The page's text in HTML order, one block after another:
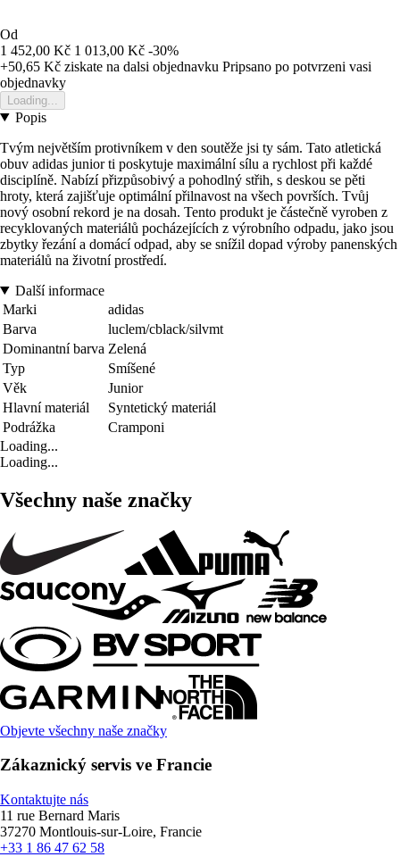
Od
1 452,00 Kč 1 013,00 Kč -30%
+50,65 Kč ziskate na dalsi objednavku Pripsano po potvrzeni vasi
objednavky
Loading...
Popis
Tvým největším protivníkem v den soutěže jsi ty sám. Tato atletická
obuv adidas junior ti poskytuje maximální sílu a rychlost při každé
disciplíně. Nabízí přizpůsobivý a pohodlný střih, s deskou se pěti
hroty, která zajišťuje optimální přilnavost na všech površích. Tvůj
nový osobní rekord je na dosah. Tento produkt je částečně vyroben z
recyklovaných materiálů pocházejících z výrobního odpadu, jako jsou
zbytky řezání a domácí odpad, aby se snížil dopad výroby panenských
materiálů na životní prostředí.
Další informace
Marki
adidas
Barva
luclem/cblack/silvmt
Dominantní barva Zelená
Typ
Smíšené
Věk
Junior
Hlavní materiál
Syntetický materiál
Podrážka
Cramponi
Loading...
Loading...
Všechny naše značky
Objevte všechny naše značky
Zákaznický servis ve Francie
Kontaktujte nás
11 rue Bernard Maris
37270 Montlouis-sur-Loire, Francie
+33 1 86 47 62 58